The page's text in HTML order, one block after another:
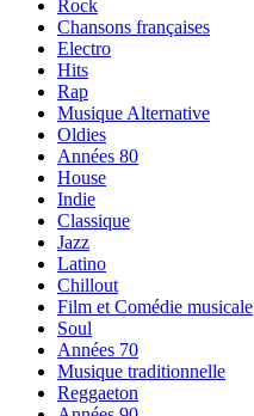
Rock
Chansons françaises
Electro
Hits
Rap
Musique Alternative
Oldies
Années 80
House
Indie
Classique
Jazz
Latino
Chillout
Film et Comédie musicale
Soul
Années 70
Musique traditionnelle
Reggaeton